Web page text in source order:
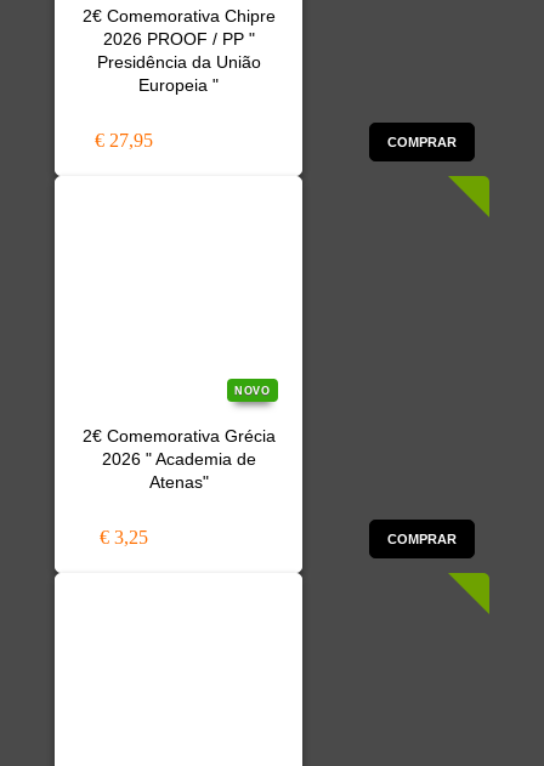
2€ Comemorativa Chipre
2026 PROOF / PP "
Presidência da União
Europeia "
€ 27,95 COMPRAR
NOVO
2€ Comemorativa Grécia
2026 " Academia de
Atenas"
€ 3,25 COMPRAR